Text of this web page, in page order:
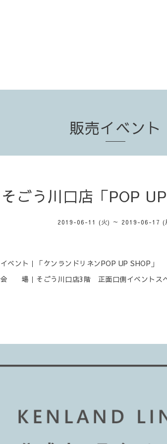
販売イベント
そごう川口店「POP
2019-06-11 (火) ～ 2019-06-17 (
イベント｜「ケンランドリネンPOP UP SHOP」
会 場｜そごう川口店3階 正面口側イベントス